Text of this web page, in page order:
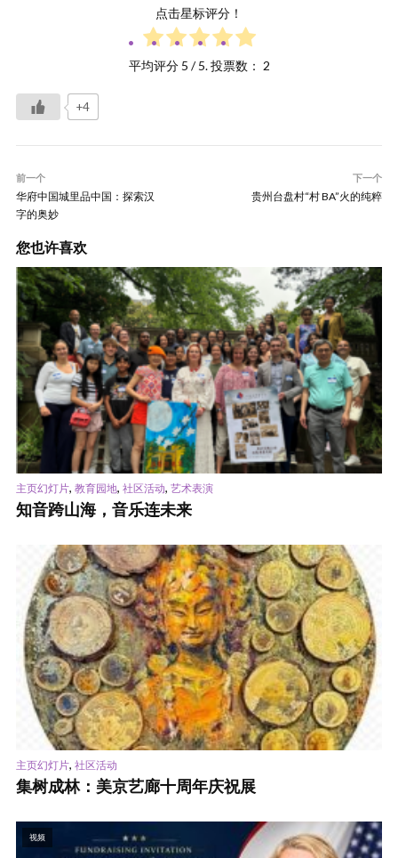
点击星标评分！
平均评分 5 / 5. 投票数： 2
+4
前一个
华府中国城里品中国：探索汉
字的奥妙
下一个
贵州台盘村“村 BA”火的纯粹
您也许喜欢
主页幻灯片, 教育园地, 社区活动, 艺术表演
知音跨山海，音乐连未来
主页幻灯片, 社区活动
集树成林：美京艺廊十周年庆祝展
视频